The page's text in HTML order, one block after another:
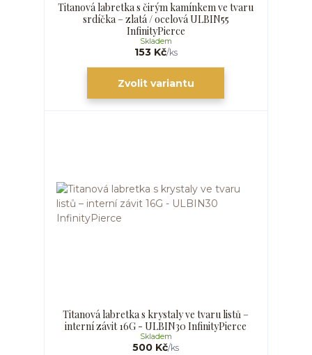
Titanová labretka s čirým kamínkem ve tvaru
srdíčka – zlatá / ocelová ULBIN55
InfinityPierce
153 Kč/ks
Skladem
Zvolit variantu
Titanová labretka s krystaly ve tvaru listů –
interní závit 16G - ULBIN30 InfinityPierce
500 Kč/ks
Skladem